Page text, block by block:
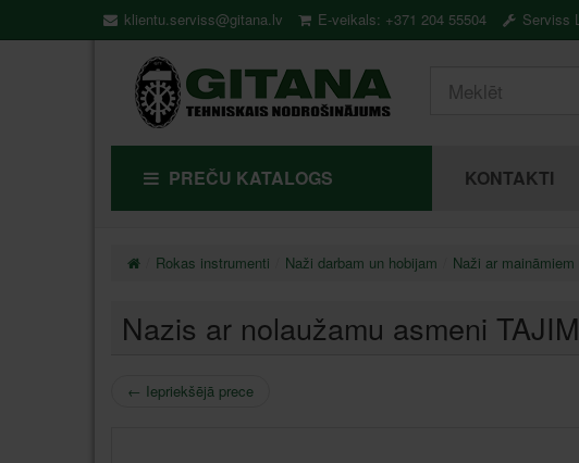
klientu.serviss@gitana.lv E-veikals: +371 204 55504 Serviss
PREČU KATALOGS KONTAKTI
Rokas instrumenti Naži darbam un hobijam Naži ar
Nazis ar nolaužamu asmeni
← Iepriekšējā prece